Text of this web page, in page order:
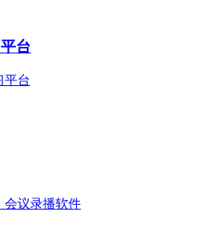
台
平台
会议录播软件